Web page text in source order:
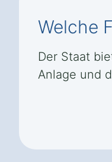
Welche
Der Staat
Anlage und